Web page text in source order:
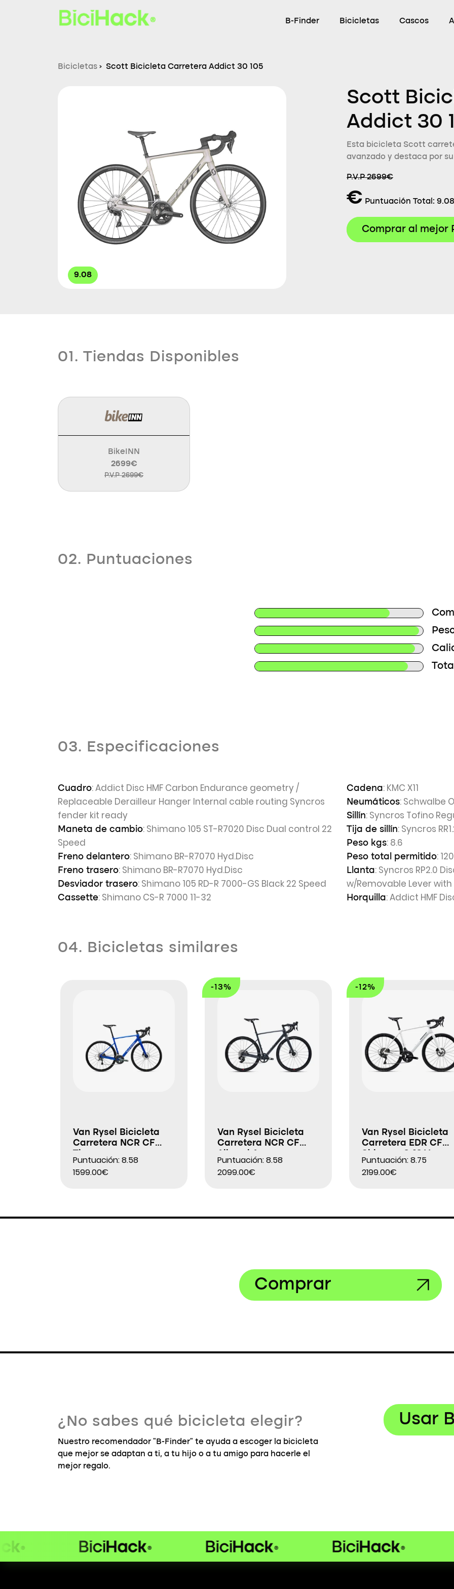
B-Finder Bicicletas Cascos
Bicicletas › Scott Bicicleta Carretera Addict 30 105
9.08
Scott
Addict 30
Esta bicicleta Scott
avanzado y destaca por su
P.V.P 2699€
€ Puntuación Total: 9.08
Comprar al mejor
01. Tiendas Disponibles
BikeINN
2699€
P.V.P 2699€
02. Puntuaciones
03. Especificaciones
Cuadro: Addict Disc HMF Carbon Endurance geometry /
Replaceable Derailleur Hanger Internal cable routing Syncros
fender kit ready
Maneta de cambio: Shimano 105 ST-R7020 Disc Dual control 22
Speed
Freno delantero: Shimano BR-R7070 Hyd.Disc
Freno trasero: Shimano BR-R7070 Hyd.Disc
Desviador trasero: Shimano 105 RD-R 7000-GS Black 22 Speed
Cassette: Shimano CS-R 7000 11-32
Cadena: KMC X11
Neumáticos: Schwalbe
Sillín: Syncros Tofino
Tija de sillín: Syncros
Peso kgs: 8.6
Peso total permitido: 120
Llanta: Syncros RP2.0
w/Removable Lever with
Horquilla: Addict HMF
04. Bicicletas similares
Van Rysel Bicicleta
Carretera NCR CF
Puntuación: 8.58
1599.00€
-13%
Van Rysel Bicicleta
Carretera NCR CF
Puntuación: 8.58
2099.00€
-12%
Van Rysel Bicicleta
Carretera EDR CF
Puntuación: 8.75
2199.00€
Comprar
¿No sabes qué bicicleta elegir?
Nuestro recomendador "B-Finder" te ayuda a escoger la bicicleta
que mejor se adaptan a ti, a tu hijo o a tu amigo para hacerle el
mejor regalo.
Usar